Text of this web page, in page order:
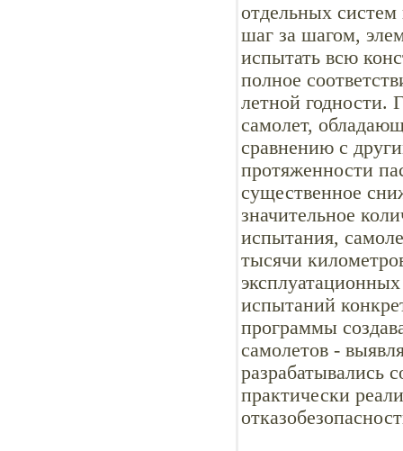
отдельных систем
шаг за шагом,
испытать всю
полное
летной годности.
самолет,
сравнению с
протяженности
существенное
значительное
испытания,
тысячи
испытаний
программы
самолетов -
разрабатывались
практически